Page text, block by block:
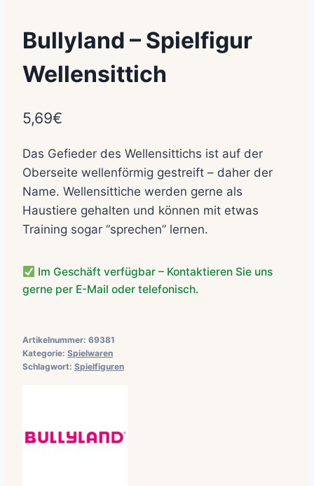
Bullyland – Spielfigur
Wellensittich
5,69€
Das Gefieder des Wellensittichs ist auf der
Oberseite wellenförmig gestreift – daher der
Name. Wellensittiche werden gerne als
Haustiere gehalten und können mit etwas
Training sogar “sprechen” lernen.
Im Geschäft verfügbar – Kontaktieren Sie uns
gerne per E-Mail oder telefonisch.
Artikelnummer: 69381
Kategorie: Spielwaren
Schlagwort: Spielfiguren